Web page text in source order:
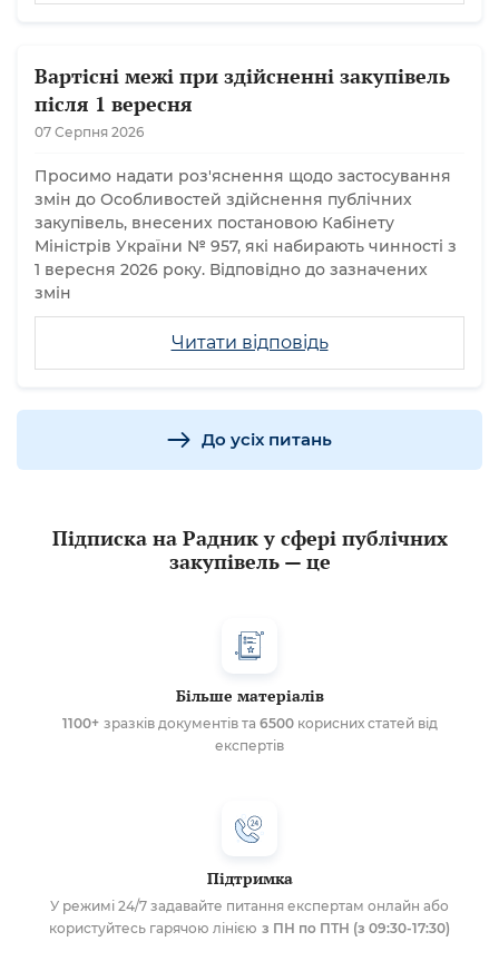
Вартісні межі при здійсненні закупівель
після 1 вересня
07 Серпня 2026
Читати відповідь
Просимо надати роз'яснення щодо застосування
змін до Особливостей здійснення публічних
закупівель, внесених постановою Кабінету
Міністрів України № 957, які набирають чинності з
1 вересня 2026 року. Відповідно до зазначених
змін
До усіх питань
Підписка на Радник у сфері публічних
закупівель — це
Більше матеріалів
1100+ зразків документів та 6500корисних статей від
експертів
Підтримка
У режимі 24/7 задавайте питання експертам онлайн або
користуйтесь гарячою лінією з ПН по ПТН (з 09:30-17:30)